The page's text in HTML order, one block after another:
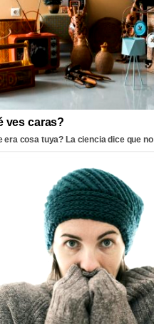
ves caras?
era cosa tuya? La ciencia dice que no